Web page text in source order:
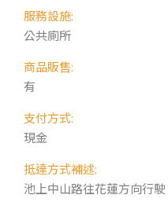
服務設施:
公共廁所
商品販售:
有
支付方式:
現金
抵達方式補述:
池上中山路往花蓮方向行